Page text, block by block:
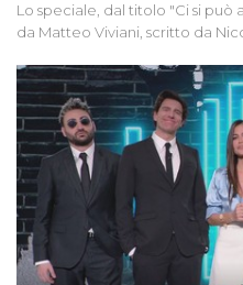
Lo speciale, dal titolo "Ci si
da Matteo Viviani, scritto da
di settore - su quanto la guerra
Anche se l'Italia non è
contesto globale rende
lontano.